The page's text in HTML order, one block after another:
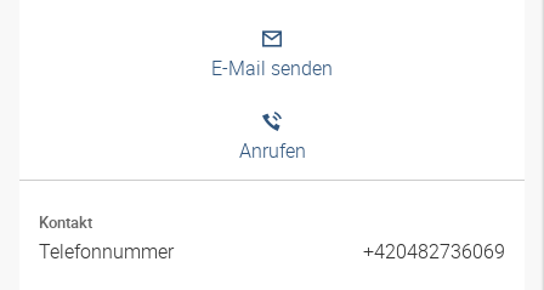
E-Mail senden
Anrufen
Kontakt
Telefonnummer +420482736069